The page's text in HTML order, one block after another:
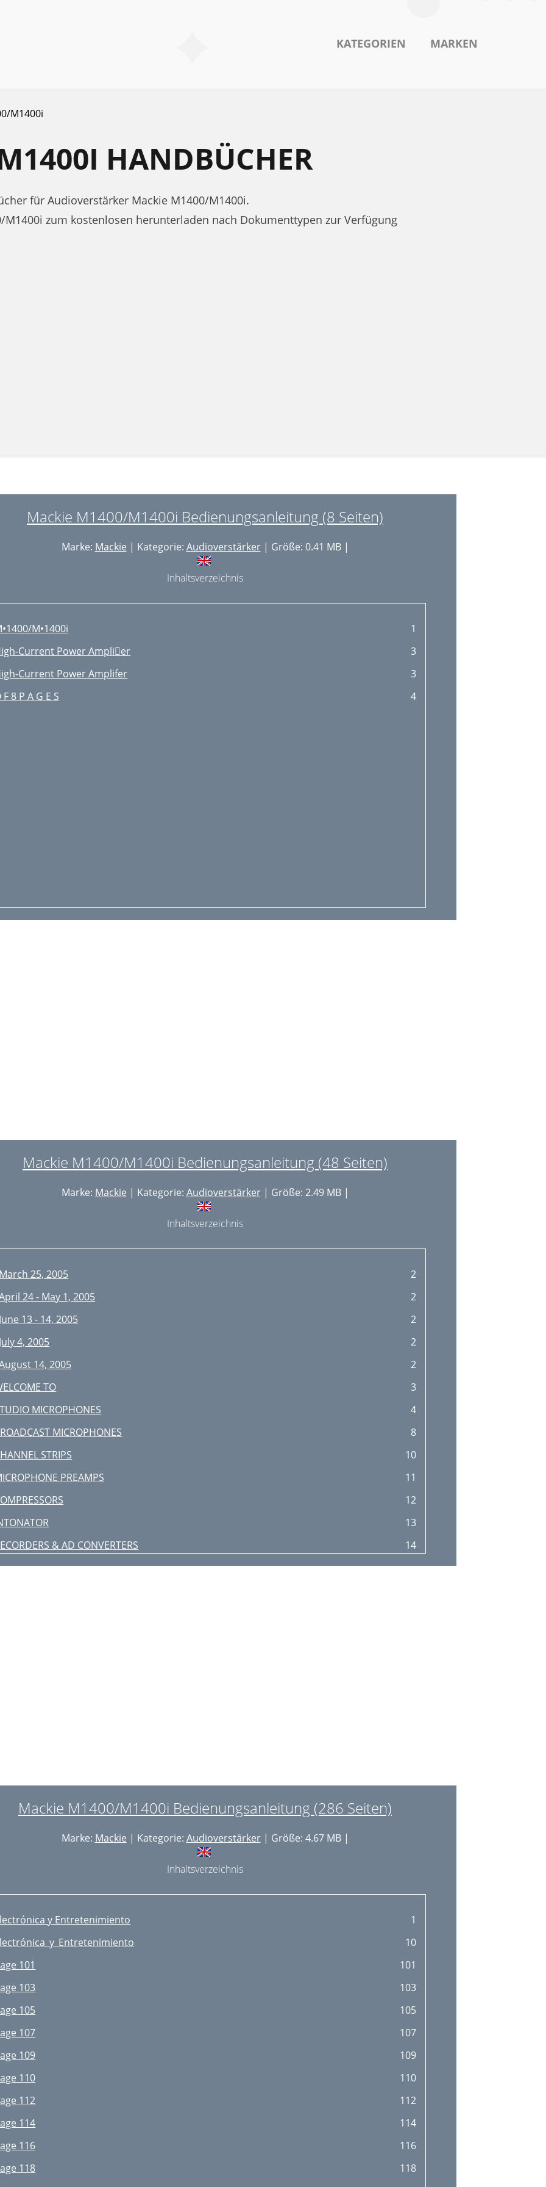
KATEGORIEN MARKEN
M1400i
HANDBÜCHER
für Audioverstärker Mackie M1400/M1400i.
zum kostenlosen herunterladen nach Dokumenttypen zur Verfügung
Mackie M1400/M1400i Bedienungsanleitung (8 Seiten)
Marke: Mackie | Kategorie: Audioverstärker| Größe: 0.41 MB |
Inhaltsverzeichnis
M•1400i
1
Current Power Amplier
3
Current Power Amplifer
3
F 8 P A G E S
4
Mackie M1400/M1400i Bedienungsanleitung (48 Seiten)
Marke: Mackie | Kategorie: Audioverstärker| Größe: 2.49 MB |
Inhaltsverzeichnis
25, 2005
2
24 - May 1, 2005
2
13 - 14, 2005
2
4, 2005
2
14, 2005
2
TO
3
MICROPHONES
4
MICROPHONES
8
STRIPS
10
PREAMPS
11
12
13
& AD CONVERTERS
14
DA CONVERTERS & CLOCKS
15
#EVASP8N
PERFORMANCE MICROPHONES
200 (P2TRE2 SYSTEM)
BETA87A
MIXERS
PROCESSORS
PROCESSORS
EQ’S & CROSSOVERS
AMPLIFIERS
8FX
1000ST
Mackie M1400/M1400i Bedienungsanleitung (286 Seiten)
Marke: Mackie | Kategorie: Audioverstärker| Größe: 4.67 MB |
Inhaltsverzeichnis
y Entretenimiento
1
10
101
101
103
103
105
105
107
107
109
109
110
110
112
112
114
114
116
116
118
118